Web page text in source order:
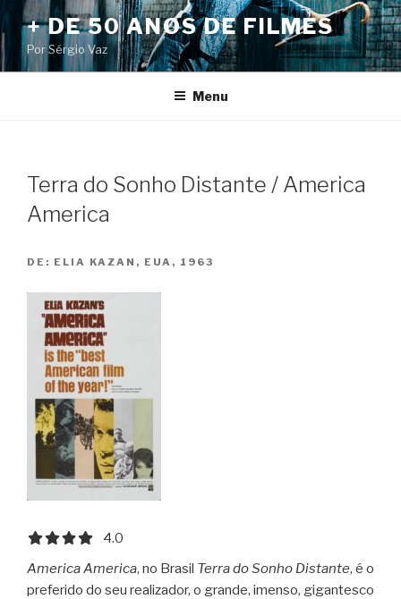
Pular
para
o
conteúdo
+ DE 50 ANOS DE FILMES
Por Sérgio Vaz
Menu
Terra do Sonho Distante / America
America
DE: ELIA KAZAN, EUA, 1963
4.0 out of 5.0 stars
4.0
America America, no Brasil Terra do Sonho Distante, é o
preferido do seu realizador, o grande, imenso, gigantesco